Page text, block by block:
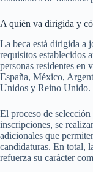
A quién va dirigida y
La beca está dirigida a
requisitos establecidos
personas residentes en
España, México,
Unidos y Reino Unido.
El proceso de selección
inscripciones, se
adicionales que
candidaturas. En total,
refuerza su carácter